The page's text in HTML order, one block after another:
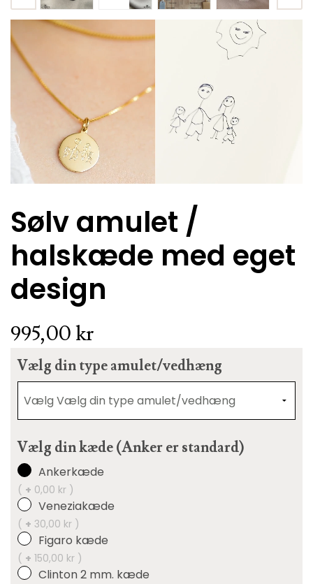
Ferskvandsperle - charm, forgyldt 4 mm
79,00 kr.
Sølv amulet /
halskæde med eget
design
995,00 kr
Vælg din type amulet/vedhæng
Vælg din kæde (Anker er standard)
Ankerkæde
( + 0,00 kr )
Veneziakæde
( + 30,00 kr )
Figaro kæde
( + 150,00 kr )
Clinton 2 mm. kæde